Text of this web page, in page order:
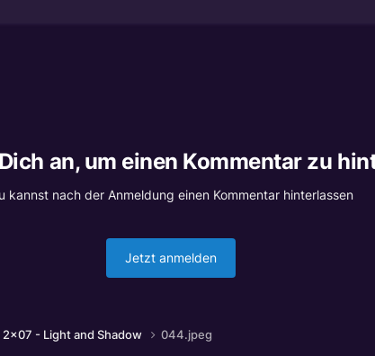
an, um einen Kommentar zu
kannst nach der Anmeldung einen Kommentar hinterlassen
Jetzt anmelden
2x07 - Light and Shadow 044.jpeg